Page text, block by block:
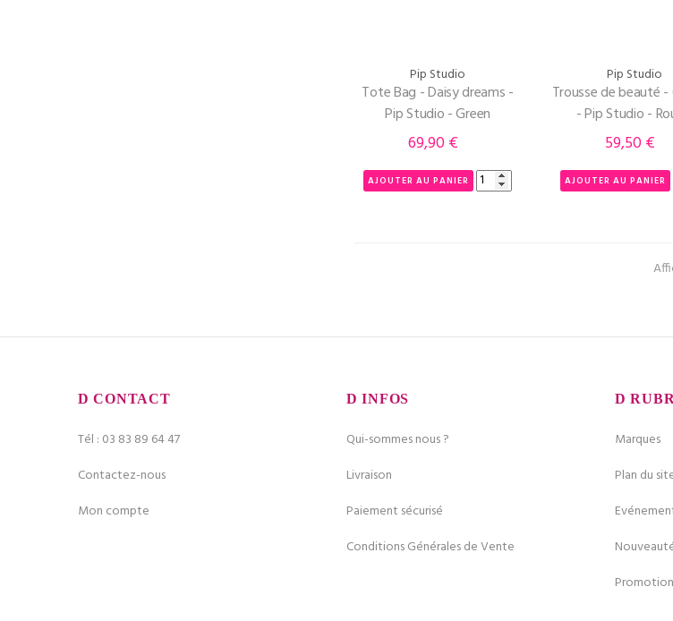
Pip Studio
Tote Bag - Daisy dreams -
Pip Studio - Green
Prix
69,90 €
AJOUTER AU PANIER
Pip Studio
Trousse de beauté -
- Pip Studio -
Prix
59,50 €
AJOUTER AU PANIER
CONTACT
Tél : 03 83 89 64 47
Contactez-nous
Mon compte
INFOS
Qui-sommes nous ?
Livraison
Paiement sécurisé
Conditions Générales de Vente
Marques
Plan du